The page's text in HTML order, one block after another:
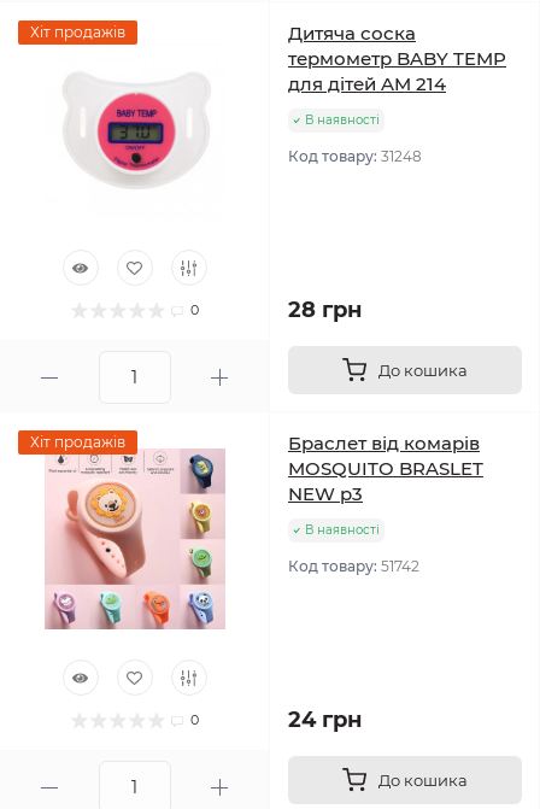
Хіт продажів
0
Дитяча соска
термометр BABY TEMP
для дітей AM 214
В наявності
Код товару: 31248
28 грн
До кошика
Хіт продажів
0
Браслет від комарів
MOSQUITO BRASLET
NEW p3
В наявності
Код товару: 51742
24 грн
До кошика